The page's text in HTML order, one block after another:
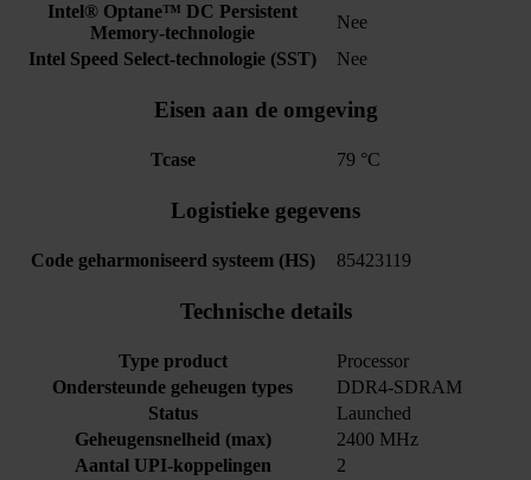
Intel® Optane™ DC Persistent
Memory-technologie
Nee
Intel Speed Select-technologie (SST)
Nee
Eisen aan de omgeving
Tcase 79 °C
Logistieke gegevens
Code geharmoniseerd systeem (HS) 85423119
Technische details
Type product
Processor
Ondersteunde geheugen types
DDR4-SDRAM
Status
Launched
Geheugensnelheid (max)
2400 MHz
Aantal UPI-koppelingen
2